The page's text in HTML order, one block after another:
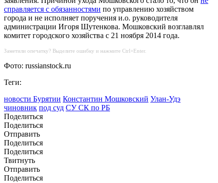
справляется с обязанностями по управлению хозяйством
города и не исполняет поручения и.о. руководителя
администрации Игоря Шутенкова. Мошковский возглавлял
комитет городского хозяйства с 21 ноября 2014 года.
Заметили опечатку? Выделите ошибку и нажмите Ctrl+Enter.
Фото: russianstock.ru
Теги:
новости Бурятии Константин Мошковский Улан-Удэ
чиновник под суд СУ СК по РБ
Поделиться
Поделиться
Отправить
Поделиться
Поделиться
Твитнуть
Отправить
Поделиться